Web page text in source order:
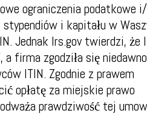
ograniczenia podatkowe
i kapitału w
Jednak Irs.gov twierdzi, że
a firma zgodziła się
ITIN. Zgodnie z prawem
opłatę za miejskie prawo
prawdziwość tej